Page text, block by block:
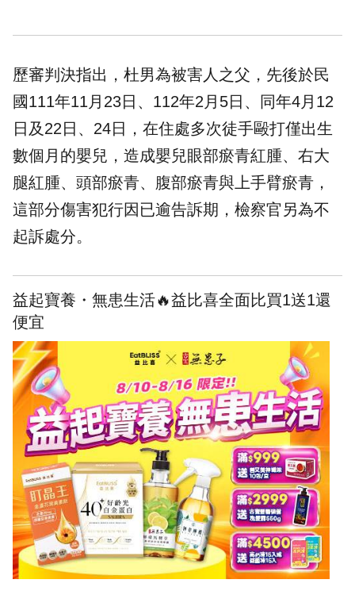
歷審判決指出，杜男為被害人之父，先後於民
國111年11月23日、112年2月5日、同年4月12
日及22日、24日，在住處多次徒手毆打僅出生
數個月的嬰兒，造成嬰兒眼部瘀青紅腫、右大
腿紅腫、頭部瘀青、腹部瘀青與上手臂瘀青，
這部分傷害犯行因已逾告訴期，檢察官另為不
起訴處分。
益起寶養・無患生活🔥益比喜全面比買1送1還
便宜